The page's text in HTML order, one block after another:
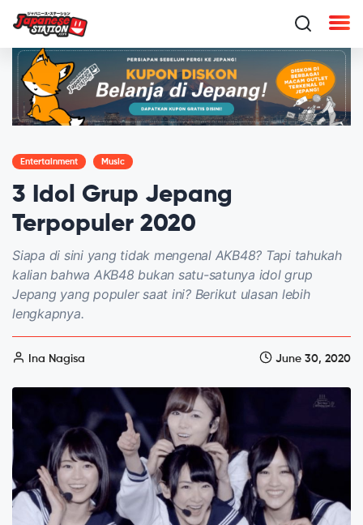
Entertainment Music
3 Idol Grup Jepang
Terpopuler 2020
Siapa di sini yang tidak mengenal AKB48? Tapi tahukah
kalian bahwa AKB48 bukan satu-satunya idol grup
Jepang yang populer saat ini? Berikut ulasan lebih
lengkapnya.
Ina Nagisa June 30, 2020